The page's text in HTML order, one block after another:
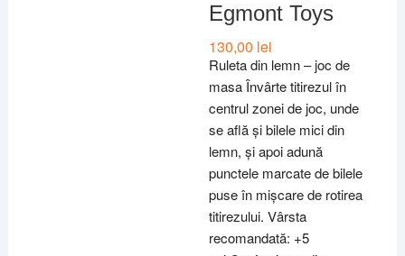
Egmont Toys
130,00 lei
Ruleta din lemn – joc de
masa Învârte titirezul în
centrul zonei de joc, unde
se află și bilele mici din
lemn, și apoi adună
punctele marcate de bilele
puse în mișcare de rotirea
titirezului. Vârsta
recomandată: +5